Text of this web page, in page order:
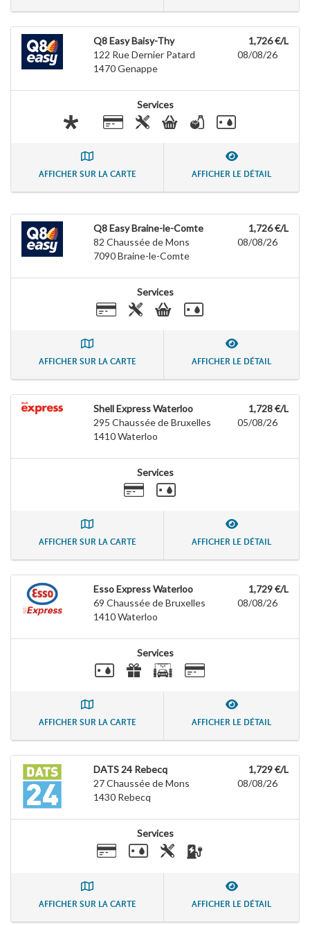
Q8 Easy Baisy-Thy
122 Rue Dernier Patard
1470Genappe
1,726 €/L
08/08/26
Services
AFFICHER SUR LA CARTE AFFICHER LE DÉTAIL
Q8 Easy Braine-le-Comte
82 Chaussée de Mons
7090Braine-le-Comte
1,726 €/L
08/08/26
Services
AFFICHER SUR LA CARTE AFFICHER LE DÉTAIL
Shell Express Waterloo
295 Chaussée de Bruxelles
1410Waterloo
1,728 €/L
05/08/26
Services
AFFICHER SUR LA CARTE AFFICHER LE DÉTAIL
Esso Express Waterloo
69 Chaussée de Bruxelles
1410Waterloo
1,729 €/L
08/08/26
Services
AFFICHER SUR LA CARTE AFFICHER LE DÉTAIL
DATS 24 Rebecq
27 Chaussée de Mons
1430 Rebecq
1,729 €/L
08/08/26
Services
AFFICHER SUR LA CARTE AFFICHER LE DÉTAIL